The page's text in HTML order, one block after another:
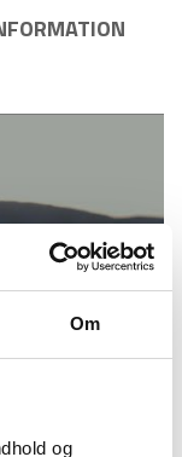
Om
og
er et
25-1 får du